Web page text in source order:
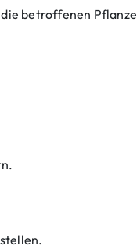
die betroffenen